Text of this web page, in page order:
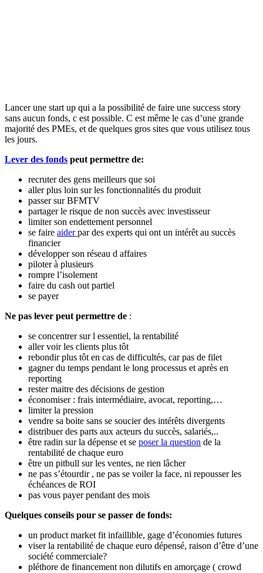
Lancer une start up qui a la possibilité de faire une success story
sans aucun fonds, c est possible. C est même le cas d’une grande
majorité des PMEs, et de quelques gros sites que vous utilisez tous
les jours.
Lever des fonds peut permettre de:
recruter des gens meilleurs que soi
aller plus loin sur les fonctionnalités du produit
passer sur BFMTV
partager le risque de non succès avec investisseur
limiter son endettement personnel
se faire aiderpar des experts qui ont un intérêt au succès
financier
développer son réseau d affaires
piloter à plusieurs
rompre l’isolement
faire du cash out partiel
se payer
Ne pas lever peut permettre de :
se concentrer sur l essentiel, la rentabilité
aller voir les clients plus tôt
rebondir plus tôt en cas de difficultés, car pas de filet
gagner du temps pendant le long processus et après en
reporting
rester maitre des décisions de gestion
économiser : frais intermédiaire, avocat, reporting,…
limiter la pression
vendre sa boite sans se soucier des intérêts divergents
distribuer des parts aux acteurs du succès, salariés,..
être radin sur la dépense et se poser la question de la
rentabilité de chaque euro
être un pitbull sur les ventes, ne rien lâcher
ne pas s’étourdir , ne pas se voiler la face, ni repousser les
échéances de ROI
pas vous payer pendant des mois
Quelques conseils pour se passer de fonds:
un product market fit infaillible, gage d’économies futures
viser la rentabilité de chaque euro dépensé, raison d’être d’une
société commerciale?
pléthore de financement non dilutifs en amorçage ( crowd